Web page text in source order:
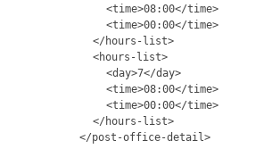
<time>08:00</time>
<time>00:00</time>
</hours-list>
<hours-list>
<day>7</day>
<time>08:00</time>
<time>00:00</time>
</hours-list>
</post-office-detail>